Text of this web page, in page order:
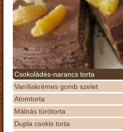
Csokoládés-narancs torta
Vaníliakrémes gomb szelet
Atomtorta
Málnás túrótorta
Dupla csokis torta